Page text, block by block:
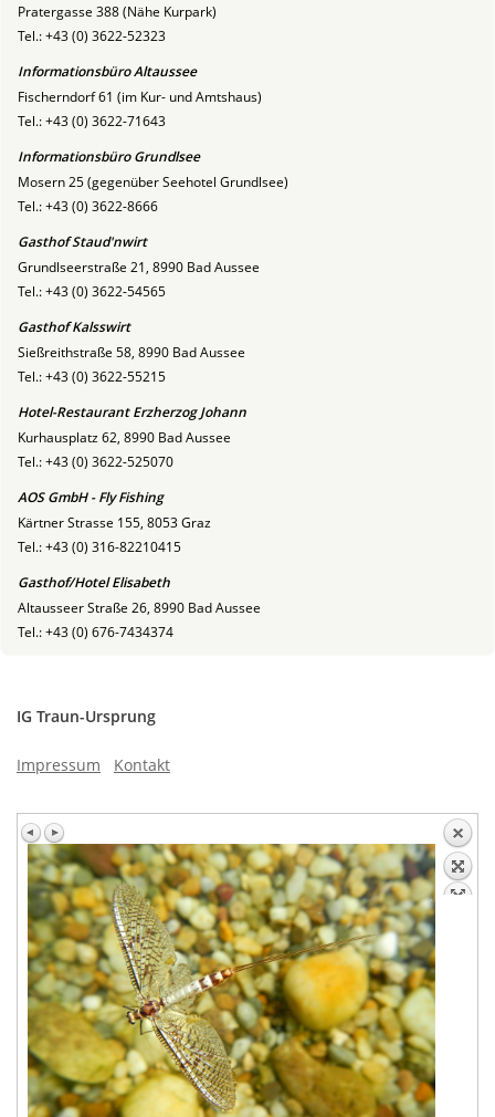
Pratergasse 388 (Nähe Kurpark)
Tel.: +43 (0) 3622-52323
Informationsbüro Altaussee
Fischerndorf 61 (im Kur- und Amtshaus)
Tel.: +43 (0) 3622-71643
Informationsbüro Grundlsee
Mosern 25 (gegenüber Seehotel Grundlsee)
Tel.: +43 (0) 3622-8666
Gasthof Staud'nwirt
Grundlseerstraße 21, 8990 Bad Aussee
Tel.: +43 (0) 3622-54565
Gasthof Kalsswirt
Sießreithstraße 58, 8990 Bad Aussee
Tel.: +43 (0) 3622-55215
Hotel-Restaurant Erzherzog Johann
Kurhausplatz 62, 8990 Bad Aussee
Tel.: +43 (0) 3622-525070
AOS GmbH - Fly Fishing
Kärtner Strasse 155, 8053 Graz
Tel.: +43 (0) 316-82210415
Gasthof/Hotel Elisabeth
Altausseer Straße 26, 8990 Bad Aussee
Tel.: +43 (0) 676-7434374
IG Traun-Ursprung
Impressum Kontakt